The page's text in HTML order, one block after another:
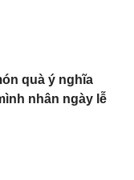
quà ý nghĩa
nhân ngày lễ